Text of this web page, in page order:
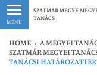
MENU
SZATMÁR MEGYE
TANÁCS
HOME › A MEGYEI
SZATMÁR MEGYEI
TANÁCSI